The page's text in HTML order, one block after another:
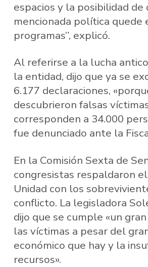
espacios y la posibilidad de
mencionada política quede
programas”, explicó.
Al referirse a la lucha
la entidad, dijo que ya se
6.177 declaraciones,
descubrieron falsas
corresponden a 34.000
fue denunciado ante la
En la Comisión Sexta de
congresistas respaldaron
Unidad con los
conflicto. La legisladora
dijo que se cumple «un
las víctimas a pesar del
económico que hay y la
recursos».